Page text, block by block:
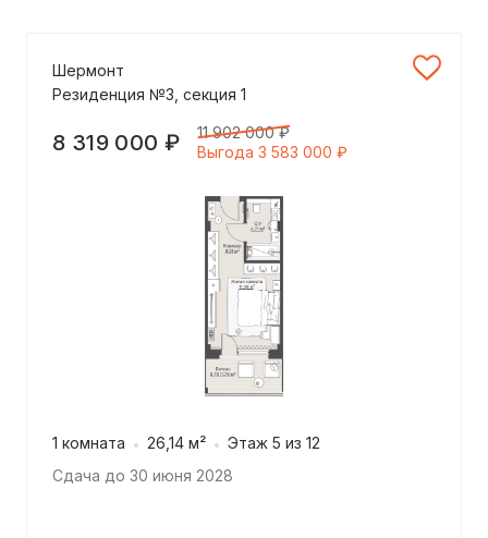
Шермонт
Резиденция №3, секция 1
8 319 000 ₽
11 902 000 ₽
Выгода 3 583 000 ₽
1 комната 26,14 м²
Этаж 5 из 12
Сдача до 30 июня 2028